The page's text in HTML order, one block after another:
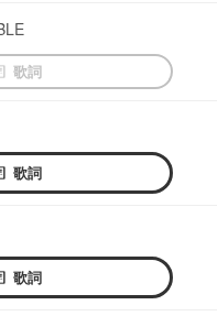
歌詞
歌詞
歌詞